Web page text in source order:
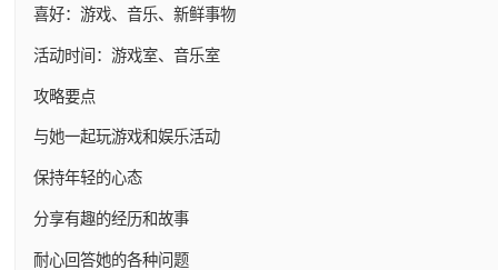
喜好：游戏、音乐、新鲜事物
活动时间：游戏室、音乐室
攻略要点
与她一起玩游戏和娱乐活动
保持年轻的心态
分享有趣的经历和故事
耐心回答她的各种问题